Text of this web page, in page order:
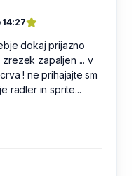
dokaj prijazno
zapaljen ... v
! ne prihajajte sm
radler in sprite...